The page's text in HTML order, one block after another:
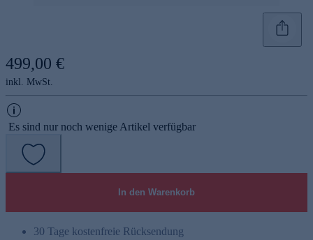
499,00 €
inkl. MwSt.
Es sind nur noch wenige Artikel verfügbar
In den Warenkorb
30 Tage kostenfreie Rücksendung